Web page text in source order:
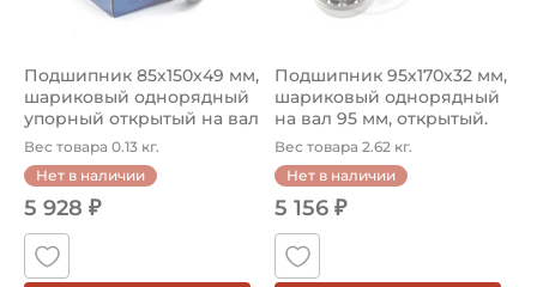
Подшипник 85х150х49 мм,
шариковый однорядный
упорный открытый на вал
85...
Вес товара 0.13 кг.
Нет в наличии
5 928 ₽
Подшипник 95х170х32 мм,
шариковый однорядный
на вал 95 мм, открытый.
Ар...
Вес товара 2.62 кг.
Нет в наличии
5 156 ₽